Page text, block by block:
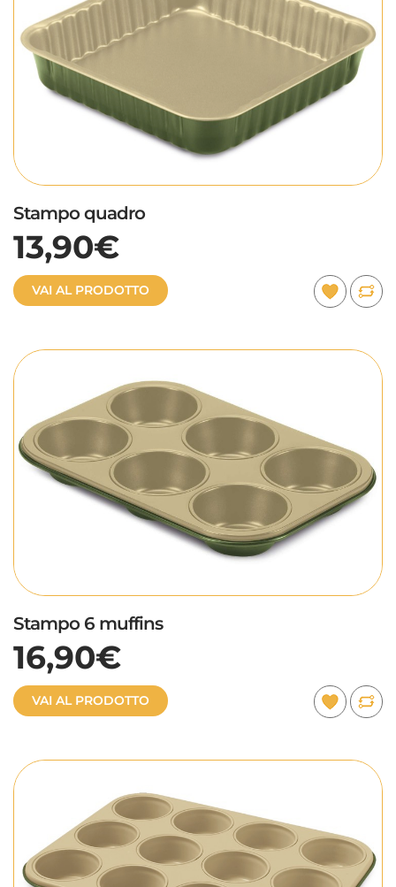
Stampo quadro
13,90€
VAI AL PRODOTTO
Stampo 6 muffins
16,90€
VAI AL PRODOTTO